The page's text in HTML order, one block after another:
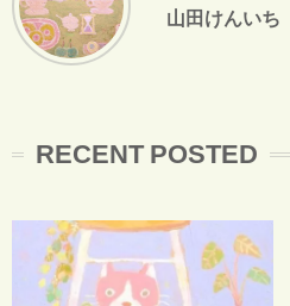
山田けんいち
RECENT POSTED